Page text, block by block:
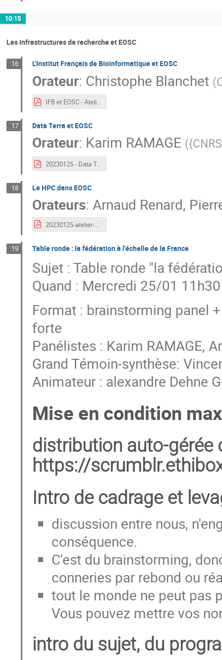
10:15
Les infrastructures de recherche et EOSC
16 L'Institut Français de Bioinformatique et EOSC
Orateur: Christophe Blanchet (
IFB et EOSC - Atelier EOSC-FR.pdf
17 Data Terra et EOSC
Orateur: Karim RAMAGE (
20230125 - Data Terra & EOSC.pdf
18 Le HPC dans EOSC
Orateurs: Arnaud Renard,
20230125-atelier-eosc-mesonet.pdf
19 Table ronde : la fédération à l'échelle de la France
Sujet : Table ronde "la
Quand : Mercredi 25/01
Format : brainstorming panel
forte
Panélistes : Karim RAMAGE,
Grand Témoin-synthèse:
Animateur : alexandre Dehne
Mise en condition
distribution auto-gérée
https://
Intro de cadrage et
discussion entre nous,
conséquence.
C'est du brainstorming,
conneries par rebond ou
tout le monde ne peut pas
Vous pouvez mettre vos
intro du sujet, du